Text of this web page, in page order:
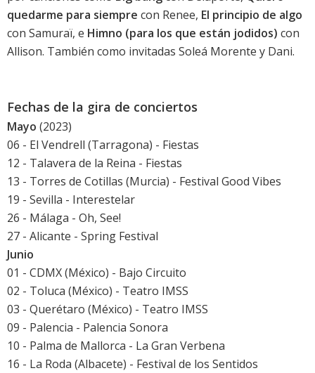
quedarme para siempre con Renee, El principio de algo
con Samuraï, e Himno (para los que están jodidos) con
Allison. También como invitadas Soleá Morente y Dani.
Fechas de la gira de conciertos
Mayo (2023)
06 - El Vendrell (Tarragona) - Fiestas
12 - Talavera de la Reina - Fiestas
13 - Torres de Cotillas (Murcia) - Festival Good Vibes
19 - Sevilla - Interestelar
26 - Málaga - Oh, See!
27 - Alicante - Spring Festival
Junio
01 - CDMX (México) - Bajo Circuito
02 - Toluca (México) - Teatro IMSS
03 - Querétaro (México) - Teatro IMSS
09 - Palencia - Palencia Sonora
10 - Palma de Mallorca - La Gran Verbena
16 - La Roda (Albacete) - Festival de los Sentidos